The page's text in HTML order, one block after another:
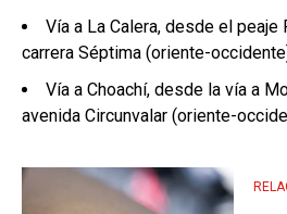
Vía a La Calera, desde el
carrera Séptima (oriente-
Vía a Choachí, desde la vía a
avenida Circunvalar (oriente-